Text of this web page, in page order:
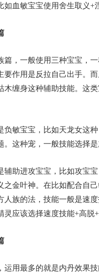
如血敏宝宝使用舍生取义+
篇，一般使用三种宝宝，
要作用是反拉自己出手。
木缠身这种辅助技能。这
负敏宝宝，比如天龙女这
。这种宠，一般技能选择
辅助进攻宝宝，比如攻宝
之金叶神。在比如配合自
人族的法，技能一般是速
灵应该选择速度技能+高脱
运用最多的就是内丹效果